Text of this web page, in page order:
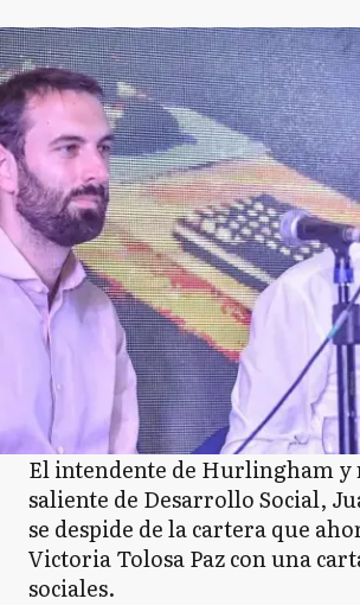
El intendente de Hurlingham
saliente de Desarrollo Social,
se despide de la cartera que
Victoria Tolosa Paz con una
sociales.